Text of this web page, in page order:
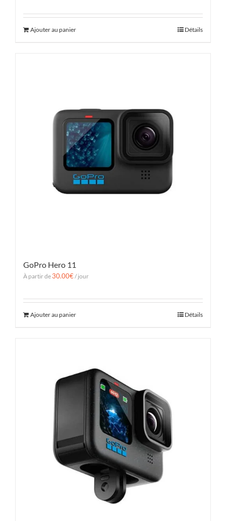
Ajouter au panier Détails
GoPro Hero 11
À partir de30.00€/ jour
Ajouter au panier Détails